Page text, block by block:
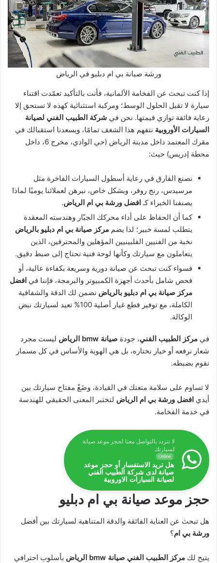
ورشة صيانة بي ام دبليو في الرياض
إذا كنت تبحث عن الفخامة الألمانية، فأنت بالتأكيد تعمّدت اقتناء
سيارة لا تقبل الحلول الوسط؛ ومركبة استثنائية كهذه لا تستحق إلا
رعاية فائقة توازي قيمتها. نحن في شركة الطبيب الفني لصيانة
السيارات الأوروبية نتفهم هذا الشغف تمامًا، ويسعدنا استقبالك في
مقرك المعتمد داخل مدينة الرياض (حي الوادي، مخرج 6، داخل
محطة إدريس) حيث:
نصنع الفارق في رعاية أسطول السيارات الفاخرة مثل
مرسيدس، رنج روفر، وبشكل خاص، نبرهن لعملائنا يوميًا لماذا
يصنفنا الخبراء كـ افضل ورشة بي ام الرياض.
كما أن الحفاظ على أداء محركك الجبّار وهندسته المعقدة
يتطلب لمسة خبير؛ لذا يضم مركز صيانة بي ام دبليو بالرياض
نخبة من الفنيين الفلبينيين المؤهلين والمحترفين، الذين
يتعاملون مع سيارتك وكأنها لوحة فنية تحتاج إلى ضبط دقيق.
فسواء كنت تبحث عن صيانة دورية وسريعة بكفاءة عالية، أو
فحص شامل بأحدث أجهزة الكمبيوتر والبرمجة، فإننا في افضل
مركز صيانة بي ام دبليو بالرياض نضمن لك الدقة والشفافية
الكاملة، مع توفير قطع غيار أصلية 100% تعيد لسيارتك نبض
الوكالة.
في مركز الطبيب الفني، جودة صيانة bmw الرياض
ليست مجرد
شعار نرفعه أو خيار نختاره، بل هي الهوية والأساس في كل مسمار
نقوم بضبطه.
لا تساوم على سلامة متعتك في القيادة، وضَعْ مفتاح سيارتك بين
أيدي افضل ورشة بي ام الرياض لتختبر المعنى الحقيقي للهندسة
في خدمة الفخامة.
لا تتردد بالتواصل معنا لحجز موعد صيانة
لسيارتك
Online
هل تريد الاستفسار أو حجز موعد
صيانة لدى شركة الطبيب الفني
لصيانة السيارات الاوروبية
حجز موعد صيانة بي ام دبليو
هل تبحث عن العناية الفائقة والدقة المتناهية لسيارتك بين أفضل
ورشة بي ام؟
يتيح لك مركز الطبيب الفني صيانة bmw الرياض
بأسلوب احترافي